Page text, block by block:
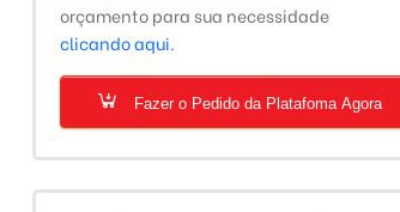
orçamento para sua necessidade
clicando aqui.
Fazer o Pedido da Platafoma Agora